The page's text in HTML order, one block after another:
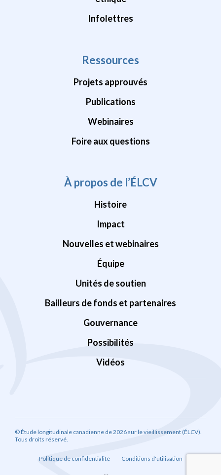
Infolettres
Ressources
Projets approuvés
Publications
Webinaires
Foire aux questions
À propos de l’ÉLCV
Histoire
Impact
Nouvelles et webinaires
Équipe
Unités de soutien
Bailleurs de fonds et partenaires
Gouvernance
Possibilités
Vidéos
© Étude longitudinale canadienne de 2026 sur le vieillissement (ÉLCV).
Tous droits réservé.
Politique de confidentialité Conditions d'utilisation